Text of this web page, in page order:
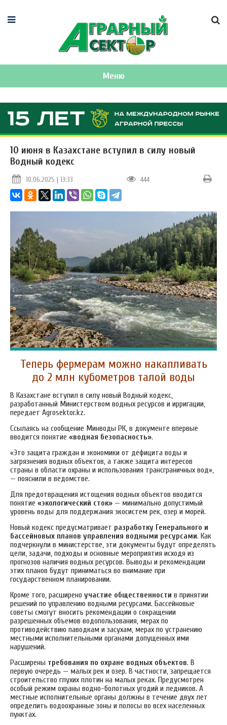
Меню
10 июня в Казахстане вступил в силу новый
Водный кодекс
10.06.2025 | 13:33 444
Теперь фермерам можно накапливать
до 2 млн кубометров талой воды
В Казахстане вступил в силу новый Водный кодекс,
разработанный Министерством водных ресурсов и ирригации,
передает Аgrosektor.kz.
Ссылаясь на сообщение Минводы РК, в документе впервые
вводится понятие «водная безопасность».
«Это защита граждан и экономики от дефицита воды и
загрязнения водных объектов, а также защита интересов
страны в области охраны и использования трансграничных вод»,
— пояснили в ведомстве.
Для предотвращения истощения водных объектов вводится
понятие «экологический сток» — минимально допустимый
уровень воды для поддержания экосистем рек, озер и морей.
Новый кодекс предусматривает разработку Генерального и
бассейновых планов управления водными ресурсами. Как
подчеркнули в министерстве, эти документы будут определять
цели, задачи, подходы и основные мероприятия исходя из
прогнозов наличия водных ресурсов. Выводы и рекомендации
этих планов будут приниматься во внимание при
государственном планировании.
Кроме того, расширено участие общественности в принятии
решений по управлению водными ресурсами. Бассейновые
советы смогут вносить рекомендации о сокращении
разрешенных объемов водопользования, мерах по
противодействию паводкам и засухам, мерах по устранению
местными исполнительными органами допущенных ими
нарушений.
Расширены требования по охране водных объектов. В
первую очередь — малых рек и озер. В частности, запрещается
строительство глухих плотин на малых реках. Предусмотрен
особый режим охраны водно-болотных угодий и ледников. А
местные исполнительные органы должны в течение двух лет
определить водоохранные зоны и полосы во всех населенных
пунктах.